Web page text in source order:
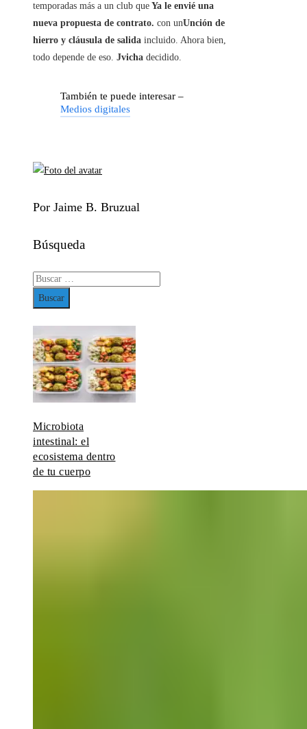
temporadas más a un club que Ya le envié una
nueva propuesta de contrato. con unUnción de
hierro y cláusula de salida incluido. Ahora bien,
todo depende de eso. Jvicha decidido.
También te puede interesar –
Medios digitales
Por Jaime B. Bruzual
Búsqueda
Buscar:
Microbiota
intestinal: el
ecosistema dentro
de tu cuerpo